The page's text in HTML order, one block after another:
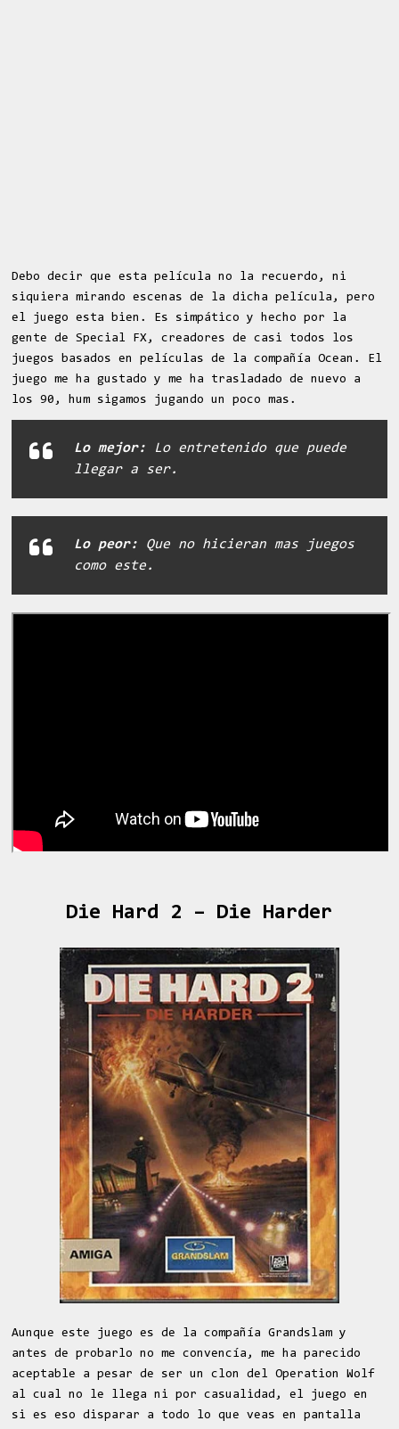
Debo decir que esta película no la recuerdo, ni
siquiera mirando escenas de la dicha película, pero
el juego esta bien. Es simpático y hecho por la
gente de Special FX, creadores de casi todos los
juegos basados en películas de la compañía Ocean. El
juego me ha gustado y me ha trasladado de nuevo a
los 90, hum sigamos jugando un poco mas.
Lo mejor:
Lo entretenido que puede
llegar a ser.
Lo peor: Que no hicieran mas juegos
como este.
Die Hard 2 – Die Harder
Aunque este juego es de la compañía Grandslam y
antes de probarlo no me convencía, me ha parecido
aceptable a pesar de ser un clon del Operation Wolf
al cual no le llega ni por casualidad, el juego en
si es eso disparar a todo lo que veas en pantalla